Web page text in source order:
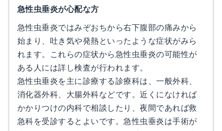
急性虫垂炎が心配な方
急性虫垂炎ではみぞおちから右下腹部の痛みから
始まり、吐き気や発熱といったような症状がみら
れます。これらの症状から急性虫垂炎の可能性が
ある人には詳し検査が行われます。
急性虫垂炎を主に診療する診療科は、一般外科、
消化器外科、大腸外科などです。近くになければ
かかりつけの内科で相談したり、夜間であれば救
急科を受診するとよいです。急性虫垂炎は手術が